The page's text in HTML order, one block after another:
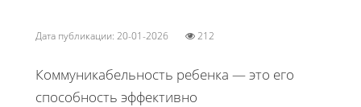
Дата публикации: 20-01-2026 212
Коммуникабельность ребенка — это его
способность эффективно